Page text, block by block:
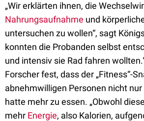
„Wir erklärten ihnen, die
Nahrungsaufnahme und
untersuchen zu wollen“, sagt
konnten die Probanden selbst
und intensiv sie Rad fahren
Forscher fest, dass der „Fitness“-
abnehmwilligen Personen nicht
hatte mehr zu essen. „Obwohl
mehr Energie, also Kalorien,